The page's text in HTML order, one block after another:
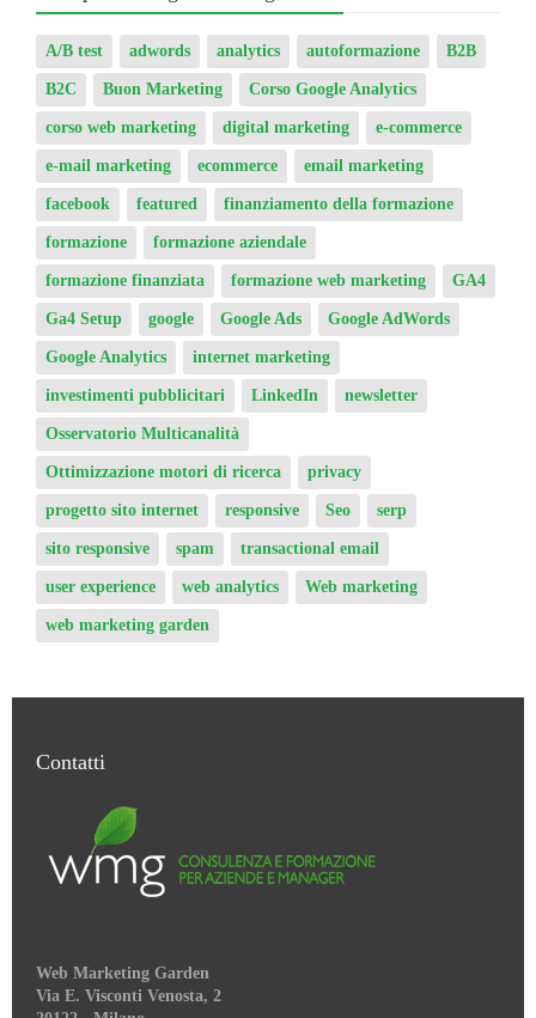
A/B test adwords analytics autoformazione B2B
B2C Buon Marketing Corso Google Analytics
corso web marketing digital marketing e-commerce
e-mail marketing ecommerce email marketing
facebook featured finanziamento della formazione
formazione formazione aziendale
formazione finanziata formazione web marketing GA4
Ga4 Setup google Google Ads Google AdWords
Google Analytics internet marketing
investimenti pubblicitari LinkedIn newsletter
Osservatorio Multicanalità
Ottimizzazione motori di ricerca privacy
progetto sito internet responsive Seo serp
sito responsive spam transactional email
user experience web analytics Web marketing
web marketing garden
Contatti
Via E. Visconti Venosta, 2
20122 - Milano